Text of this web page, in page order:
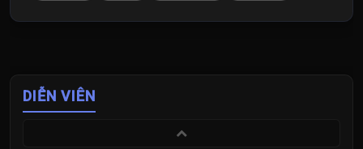
DIỄN VIÊN